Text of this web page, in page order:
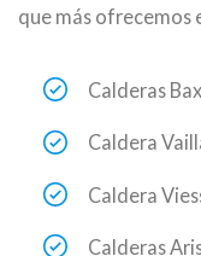
que más ofrecemos
Calderas
Caldera
Caldera
Calderas